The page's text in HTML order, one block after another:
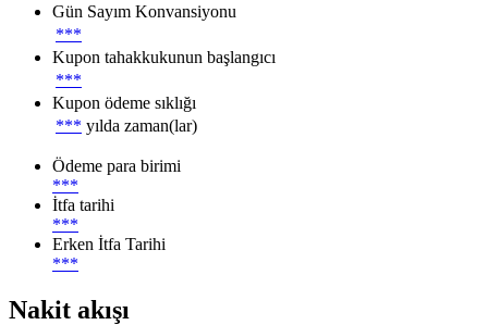
Gün Sayım Konvansiyonu
***
Kupon tahakkukunun başlangıcı
***
Kupon ödeme sıklığı
*** yılda zaman(lar)
Ödeme para birimi
***
İtfa tarihi
***
Erken İtfa Tarihi
***
Nakit akışı